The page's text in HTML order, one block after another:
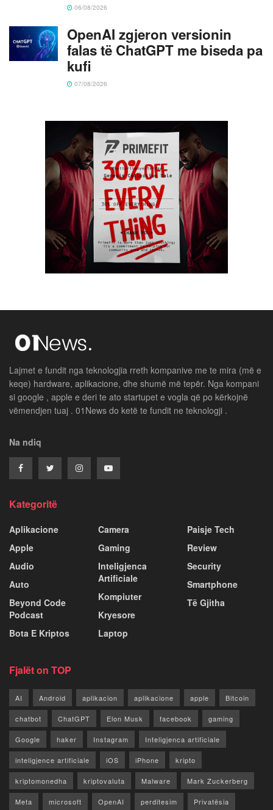
06/08/2026
OpenAI zgjeron versionin
falas të ChatGPT me biseda pa
kufi
07/08/2026
Lajmet e fundit nga teknologjia rreth kompanive me te mira (më e
keqe) hardware, aplikacione, dhe shumë më tepër. Nga kompani
si google , apple e deri te ato startupet e vogla që po kërkojnë
vëmendjen tuaj . 01News do ketë te fundit ne teknologji .
Na ndiq
Kategoritë
Aplikacione
Apple
Audio
Auto
Beyond Code
Podcast
Bota E Kriptos
Camera
Gaming
Inteligjenca
Artificiale
Kompiuter
Kryesore
Laptop
Paisje Tech
Review
Security
Smartphone
Të Gjitha
Fjalët on TOP
AI Android aplikacion aplikacione apple Bitcoin
chatbot ChatGPT Elon Musk facebook gaming
Google haker Instagram Inteligjenca artificiale
inteligjence artificiale iOS iPhone kripto
kriptomonedha kriptovaluta Malware Mark Zuckerberg
Meta microsoft OpenAI perditesim Privatësia